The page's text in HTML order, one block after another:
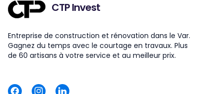
CTP Invest
Entreprise de construction et rénovation dans le Var.
Gagnez du temps avec le courtage en travaux. Plus
de 60 artisans à votre service et au meilleur prix.